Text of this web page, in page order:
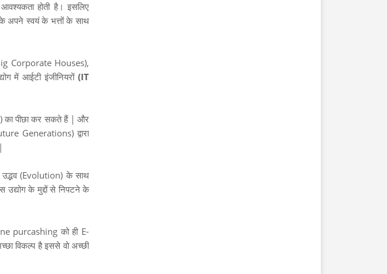
होती है। इसलिए
के अपने स्वयं के भत्तों के साथ
Corporate Houses),
में आईटी इंजीनियरों (IT
का पीछा कर सकते हैं | और
Generations) द्वारा
(Evolution) के साथ
के मुद्दों से निपटने के
purcashing को ही E-
विकल्प है इससे वो अच्छी